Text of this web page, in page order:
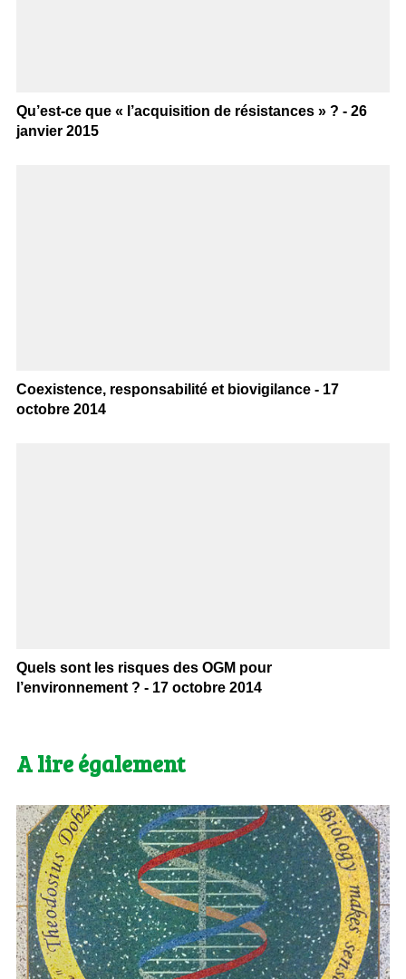
Qu’est-ce que « l’acquisition de résistances » ? - 26
janvier 2015
Coexistence, responsabilité et biovigilance - 17
octobre 2014
Quels sont les risques des OGM pour
l’environnement ? - 17 octobre 2014
A lire également